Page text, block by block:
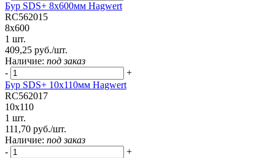
Бур SDS+ 8х600мм Hagwert
RC562015
8x600
1 шт.
409,25 руб./шт.
Наличие: под заказ
-
+
Бур SDS+ 10х110мм Hagwert
RC562017
10x110
1 шт.
111,70 руб./шт.
Наличие: под заказ
-
+